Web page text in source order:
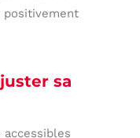
positivement
sa
accessibles